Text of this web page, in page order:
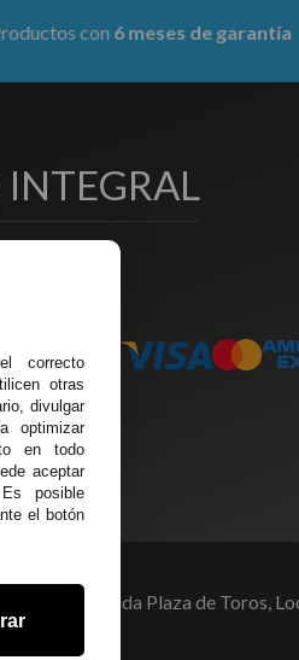
con6 meses de garantía
Avenida Plaza de Toros,
correcto
otras
divulgar
optimizar
en todo
aceptar
posible
el botón